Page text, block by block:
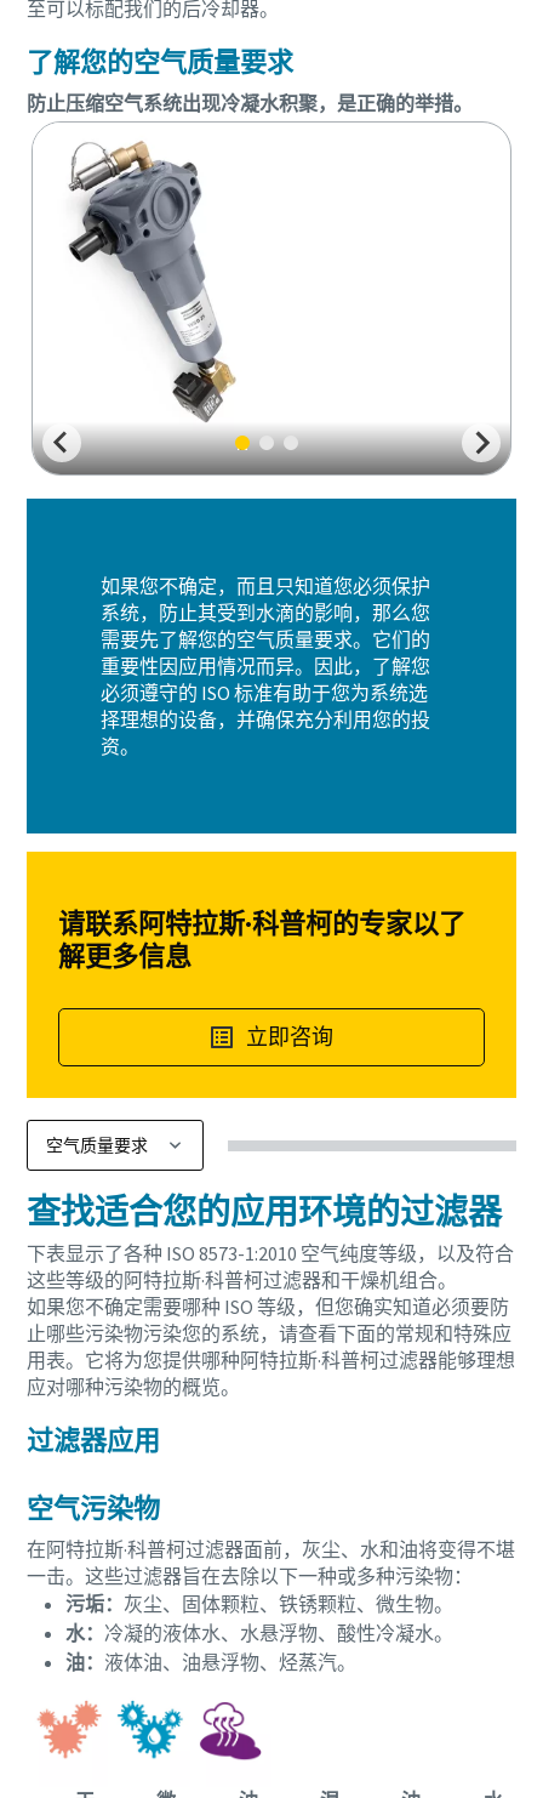
至可以标配我们的后冷却器。
了解您的空气质量要求
防止压缩空气系统出现冷凝水积聚，是正确的举措。
如果您不确定，而且只知道您必须保护
系统，防止其受到水滴的影响，那么您
需要先了解您的空气质量要求。它们的
重要性因应用情况而异。因此，了解您
必须遵守的 ISO 标准有助于您为系统选
择理想的设备，并确保充分利用您的投
资。
请联系阿特拉斯·科普柯的专家以了
解更多信息
立即咨询
查找适合您的应用环境的过滤器
下表显示了各种 ISO 8573-1:2010 空气纯度等级，以及符合
这些等级的阿特拉斯·科普柯过滤器和干燥机组合。
如果您不确定需要哪种 ISO 等级，但您确实知道必须要防
止哪些污染物污染您的系统，请查看下面的常规和特殊应
用表。它将为您提供哪种阿特拉斯·科普柯过滤器能够理想
应对哪种污染物的概览。
过滤器应用
空气污染物
在阿特拉斯·科普柯过滤器面前，灰尘、水和油将变得不堪
一击。这些过滤器旨在去除以下一种或多种污染物：
污垢： 灰尘、固体颗粒、铁锈颗粒、微生物。
水： 冷凝的液体水、水悬浮物、酸性冷凝水。
油： 液体油、油悬浮物、烃蒸汽。